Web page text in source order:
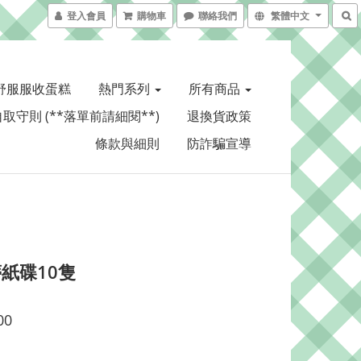
登入會員 購物車 聯絡我們 繁體中文
服服收蛋糕 熱門系列
所有商品
取守則 (**落單前請細閱**)
退換貨政策
條款與細則
防詐騙宣導
碟10隻